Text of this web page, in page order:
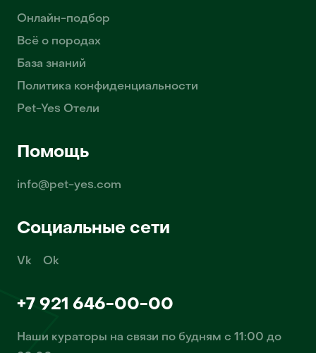
Онлайн-подбор
Всё о породах
База знаний
Политика конфиденциальности
Pet-Yes Отели
Помощь
info@pet-yes.com
Социальные сети
Vk Ok
+7 921 646-00-00
Наши кураторы на связи по будням с 11:00 до